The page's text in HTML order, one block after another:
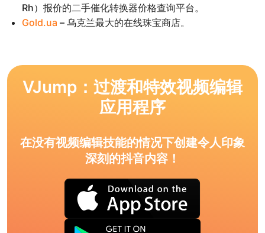
Rh）报价的二手催化转换器价格查询平台。
Gold.ua – 乌克兰最大的在线珠宝商店。
VJump：过渡和特效视频编辑
应用程序
在没有视频编辑技能的情况下创建令人印象
深刻的抖音内容！